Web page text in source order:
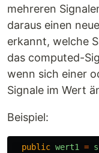
mehreren
daraus einen
erkannt, welche
das computed-
wenn sich einer
Signale im Wert
Beispiel:
public wert1 =